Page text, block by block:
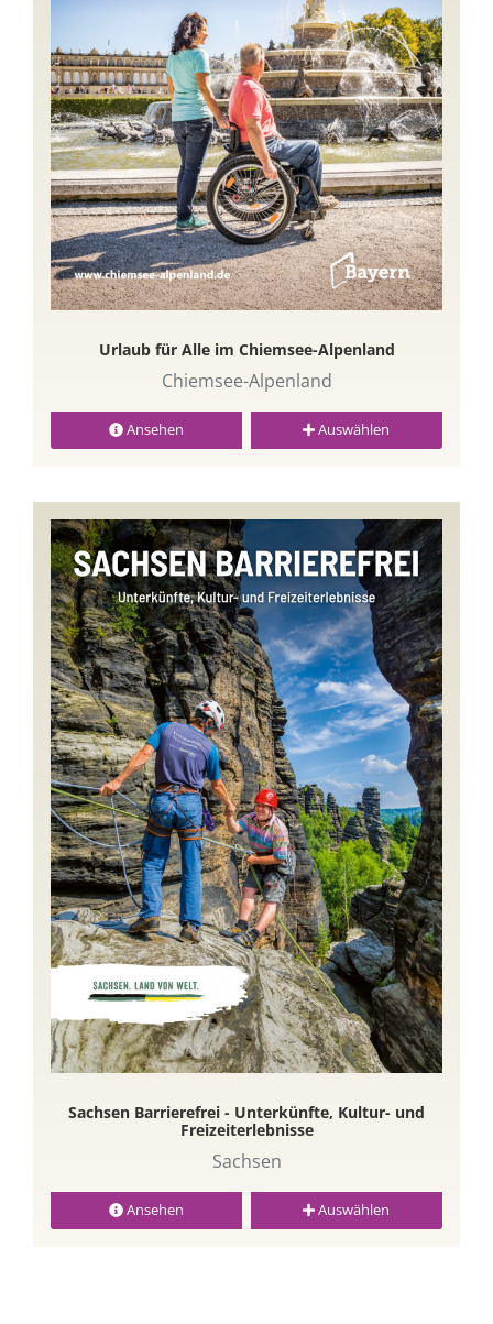
Urlaub für Alle im Chiemsee-Alpenland
Chiemsee-Alpenland
Ansehen Auswählen
Sachsen Barrierefrei - Unterkünfte, Kultur- und
Freizeiterlebnisse
Sachsen
Ansehen Auswählen